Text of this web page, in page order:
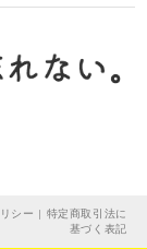
シー | 特定商取引法に
基づく表記